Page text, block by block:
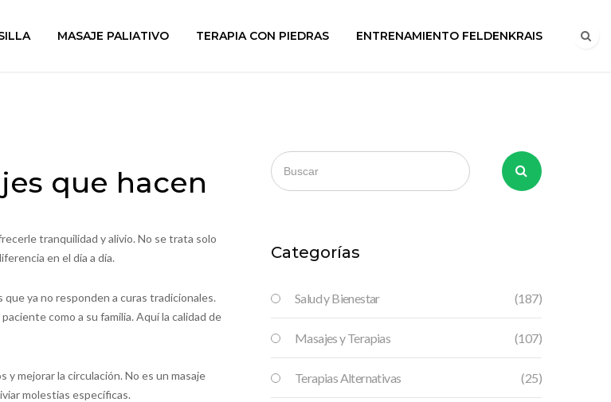
MASAJE PALIATIVO TERAPIA CON PIEDRAS ENTRENAMIENTO FELDENKRAIS
que hacen
tranquilidad y alivio. No se trata solo
en el día a día.
ya no responden a curas tradicionales.
como a su familia. Aquí la calidad de
y mejorar la circulación. No es un masaje
molestias específicas.
Categorías
Salud y Bienestar (187)
Masajes y Terapias (107)
Terapias Alternativas (25)